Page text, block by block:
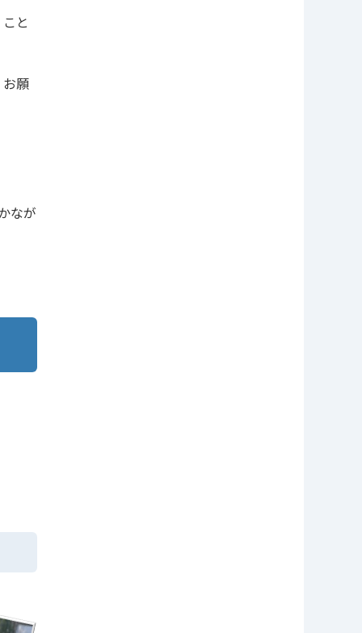
と
願
なが